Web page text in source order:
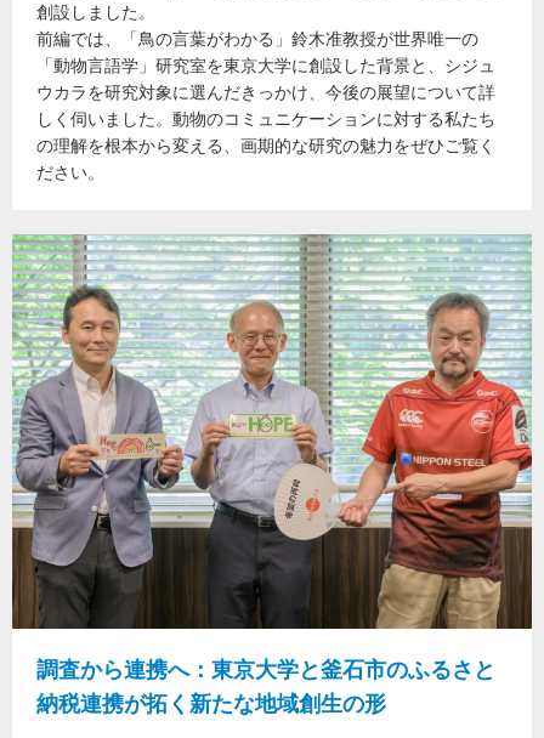
創設しました。
前編では、「鳥の言葉がわかる」鈴木准教授が世界唯一の
「動物言語学」研究室を東京大学に創設した背景と、シジュ
ウカラを研究対象に選んだきっかけ、今後の展望について詳
しく伺いました。動物のコミュニケーションに対する私たち
の理解を根本から変える、画期的な研究の魅力をぜひご覧く
ださい。
調査から連携へ：東京大学と釜石市のふるさと
納税連携が拓く新たな地域創生の形